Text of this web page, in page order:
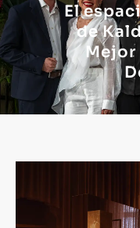
El
de
Mejor